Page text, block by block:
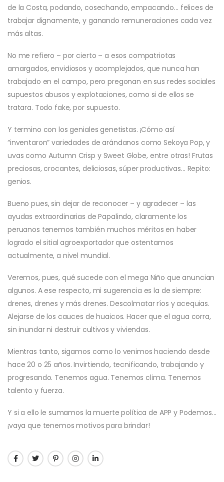
de la Costa, podando, cosechando, empacando… felices de
trabajar dignamente, y ganando remuneraciones cada vez
más altas.
No me refiero – por cierto – a esos compatriotas
amargados, envidiosos y acomplejados, que nunca han
trabajado en el campo, pero pregonan en sus redes sociales
supuestos abusos y explotaciones, como si de ellos se
tratara. Todo fake, por supuesto.
Y termino con los geniales genetistas. ¡Cómo así
“inventaron” variedades de arándanos como Sekoya Pop, y
uvas como Autumn Crisp y Sweet Globe, entre otras! Frutas
preciosas, crocantes, deliciosas, súper productivas… Repito:
genios.
Bueno pues, sin dejar de reconocer – y agradecer – las
ayudas extraordinarias de Papalindo, claramente los
peruanos tenemos también muchos méritos en haber
logrado el sitial agroexportador que ostentamos
actualmente, a nivel mundial.
Veremos, pues, qué sucede con el mega Niño que anuncian
algunos. A ese respecto, mi sugerencia es la de siempre:
drenes, drenes y más drenes. Descolmatar ríos y acequias.
Alejarse de los cauces de huaicos. Hacer que el agua corra,
sin inundar ni destruir cultivos y viviendas.
Mientras tanto, sigamos como lo venimos haciendo desde
hace 20 o 25 años. Invirtiendo, tecnificando, trabajando y
progresando. Tenemos agua. Tenemos clima. Tenemos
talento y fuerza.
Y si a ello le sumamos la muerte política de APP y Podemos…
¡vaya que tenemos motivos para brindar!